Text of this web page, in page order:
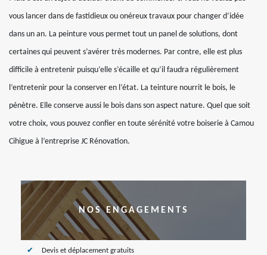
vous lancer dans de fastidieux ou onéreux travaux pour changer d’idée
dans un an. La peinture vous permet tout un panel de solutions, dont
certaines qui peuvent s’avérer très modernes. Par contre, elle est plus
difficile à entretenir puisqu’elle s’écaille et qu’il faudra régulièrement
l’entretenir pour la conserver en l’état. La teinture nourrit le bois, le
pénètre. Elle conserve aussi le bois dans son aspect nature. Quel que soit
votre choix, vous pouvez confier en toute sérénité votre boiserie à Camou
Cihigue à l’entreprise JC Rénovation.
NOS ENGAGEMENTS
Devis et déplacement gratuits